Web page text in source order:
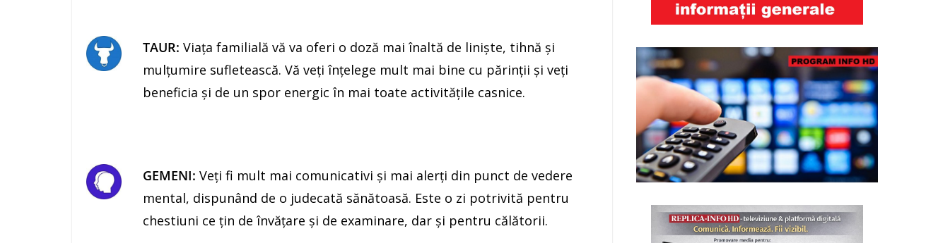
TAUR: Viaţa familială vă va oferi o doză mai înaltă de linişte, tihnă şi
mulţumire sufletească. Vă veţi înţelege mult mai bine cu părinţii şi veţi
beneficia şi de un spor energic în mai toate activităţile casnice.
GEMENI: Veţi fi mult mai comunicativi şi mai alerţi din punct de vedere
mental, dispunând de o judecată sănătoasă. Este o zi potrivită pentru
chestiuni ce ţin de învăţare şi de examinare, dar şi pentru călătorii.